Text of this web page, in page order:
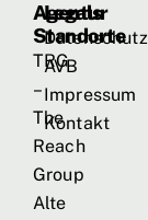
Agentur
Standorte
TRG
–
The
Reach
Group
Alte
Legals
Datenschutz
AVB
Impressum
Kontakt